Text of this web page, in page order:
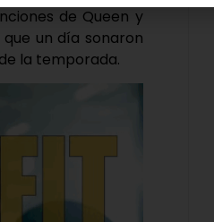
de Queen y
un día sonaron
la temporada.